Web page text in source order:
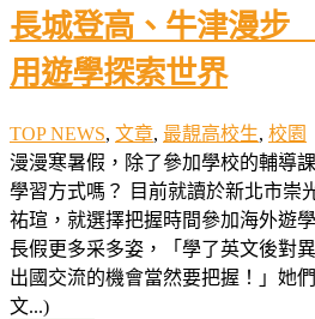
長城登高、牛津漫
用遊學探索世界
TOP NEWS, 文章, 最靚高校生, 校園
漫漫寒暑假，除了參加學校的輔導
學習方式嗎？ 目前就讀於新北市崇
祐瑄，就選擇把握時間參加海外遊
長假更多采多姿，「學了英文後對
出國交流的機會當然要把握！」她
文...)